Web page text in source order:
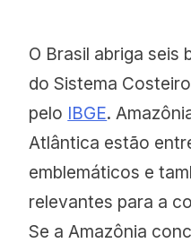
O Brasil abriga seis
do Sistema
pelo IBGE.
Atlântica estão
emblemáticos e
relevantes para a
Se a Amazônia